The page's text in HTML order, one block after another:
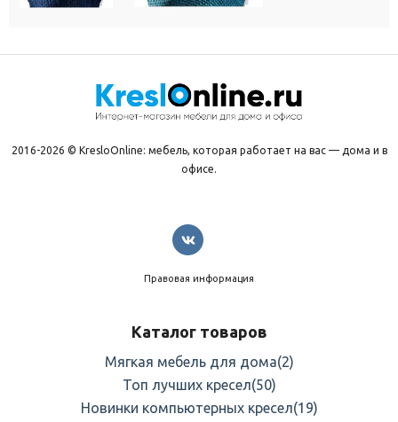
2016-2026 © KresloOnline: мебель, которая работает на вас — дома и в
офисе.
Правовая информация
Каталог товаров
Мягкая мебель для дома(2)
Топ лучших кресел(50)
Новинки компьютерных кресел(19)